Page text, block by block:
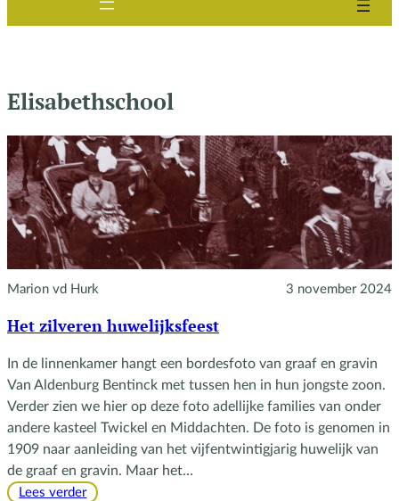
Elisabethschool
Marion vd Hurk 3 november 2024
Het zilveren huwelijksfeest
In de linnenkamer hangt een bordesfoto van graaf en gravin
Van Aldenburg Bentinck met tussen hen in hun jongste zoon.
Verder zien we hier op deze foto adellijke families van onder
andere kasteel Twickel en Middachten. De foto is genomen in
1909 naar aanleiding van het vijfentwintigjarig huwelijk van
de graaf en gravin. Maar het…
Lees verder: